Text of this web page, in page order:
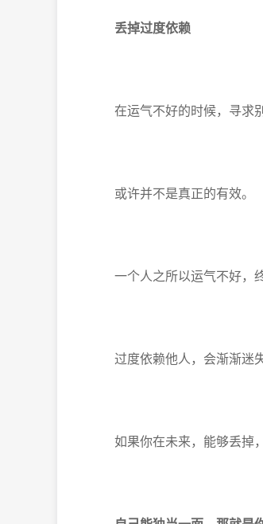
丢掉过度依赖
在运气不好的时候，寻求别
或许并不是真正的有效。
一个人之所以运气不好，终
过度依赖他人，会渐渐迷失
如果你在未来，能够丢掉，